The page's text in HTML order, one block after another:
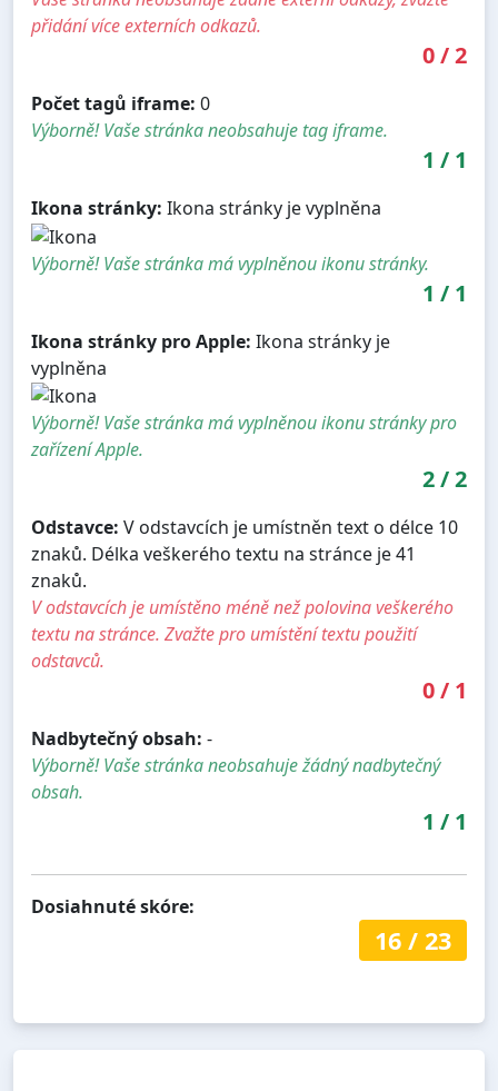
přidání více externích odkazů.
0/2
Počet tagů iframe: 0
Výborně! Vaše stránka neobsahuje tag iframe.
1 / 1
Ikona stránky: Ikona stránky je vyplněna
Výborně! Vaše stránka má vyplněnou ikonu stránky.
1 / 1
Ikona stránky pro Apple: Ikona stránky je
vyplněna
Výborně! Vaše stránka má vyplněnou ikonu stránky pro
zařízení Apple.
2/2
Odstavce: V odstavcích je umístněn text o délce 10
znaků. Délka veškerého textu na stránce je 41
znaků.
V odstavcích je umístěno méně než polovina veškerého
textu na stránce. Zvažte pro umístění textu použití
odstavců.
0/ 1
Nadbytečný obsah: -
Výborně! Vaše stránka neobsahuje žádný nadbytečný
obsah.
1 / 1
Dosiahnuté skóre:
16/ 23